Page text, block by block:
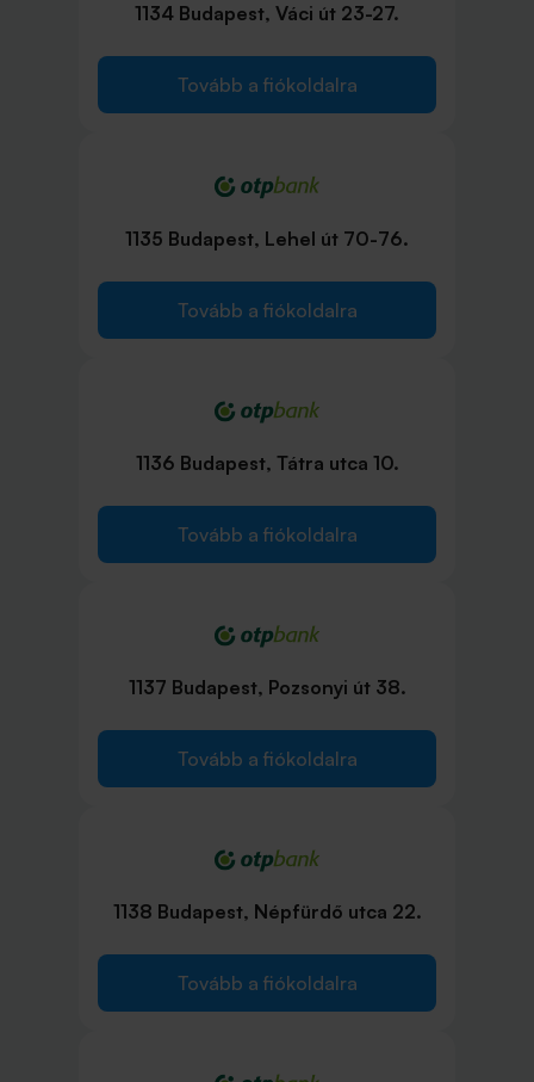
1134 Budapest, Váci út 23-27.
Tovább a fiókoldalra
1135 Budapest, Lehel út 70-76.
Tovább a fiókoldalra
1136 Budapest, Tátra utca 10.
Tovább a fiókoldalra
1137 Budapest, Pozsonyi út 38.
Tovább a fiókoldalra
1138 Budapest, Népfürdő utca 22.
Tovább a fiókoldalra